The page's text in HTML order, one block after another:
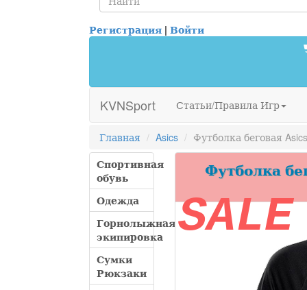
Регистрация | Войти
KVNSport Статьи/Правила Игр
Главная Asics
Футболка беговая
Спортивная
обувь
Одежда
Горнолыжная
экипировка
Сумки
Рюкзаки
Футболка
SALE